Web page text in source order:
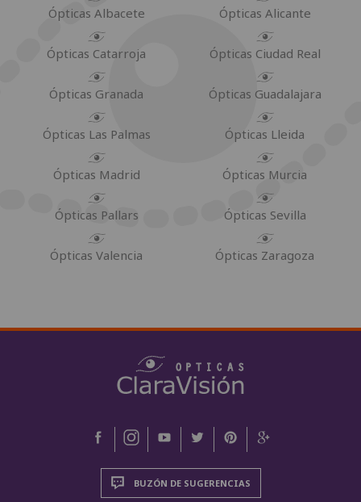
Ópticas Albacete Ópticas Alicante
Ópticas Catarroja Ópticas Ciudad Real
Ópticas Granada Ópticas Guadalajara
Ópticas Las Palmas Ópticas Lleida
Ópticas Madrid Ópticas Murcia
Ópticas Pallars Ópticas Sevilla
Ópticas Valencia Ópticas Zaragoza
BUZÓN DE SUGERENCIAS